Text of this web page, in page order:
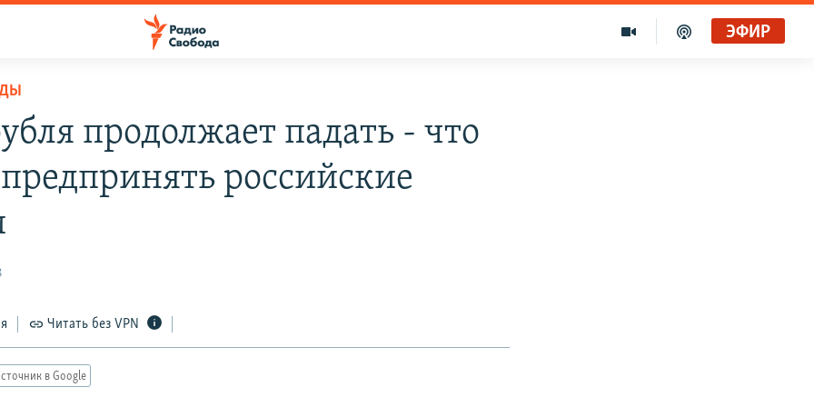
ЭФИР
продолжает падать - что
российские
Читать без VPN
в Google